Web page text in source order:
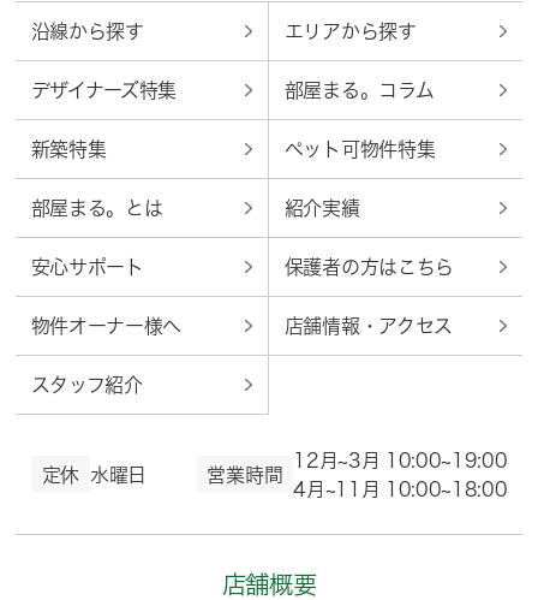
沿線から探す エリアから探す
デザイナーズ特集 部屋まる。コラム
新築特集 ペット可物件特集
部屋まる。とは 紹介実績
安心サポート 保護者の方はこちら
物件オーナー様へ 店舗情報・アクセス
スタッフ紹介
定休 水曜日 営業時間
12月~3月 10:00~19:00
4月~11月 10:00~18:00
店舗概要